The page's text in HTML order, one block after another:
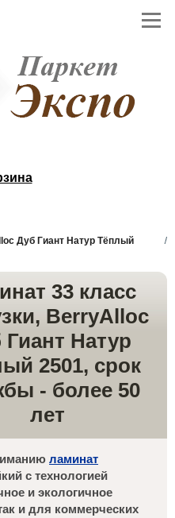
Дуб Гиант Натур Тёплый
33 класс
BerryAlloc
Натур
2501, срок
- более 50
лет
ламинат
с технологией
и экологичное
и для коммерческих